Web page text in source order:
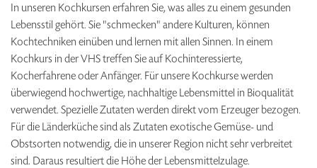
In unseren Kochkursen erfahren Sie, was alles zu einem gesunden
Lebensstil gehört. Sie "schmecken" andere Kulturen, können
Kochtechniken einüben und lernen mit allen Sinnen. In einem
Kochkurs in der VHS treffen Sie auf Kochinteressierte,
Kocherfahrene oder Anfänger. Für unsere Kochkurse werden
überwiegend hochwertige, nachhaltige Lebensmittel in Bioqualität
verwendet. Spezielle Zutaten werden direkt vom Erzeuger bezogen.
Für die Länderküche sind als Zutaten exotische Gemüse- und
Obstsorten notwendig, die in unserer Region nicht sehr verbreitet
sind. Daraus resultiert die Höhe der Lebensmittelzulage.